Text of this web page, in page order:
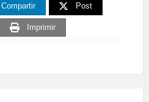
Compartir Post
Imprimir